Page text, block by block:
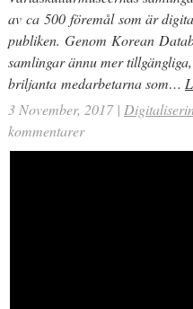
av ca 500 föremål som är
publiken. Genom Korean
samlingar ännu mer
briljanta medarbetarna som…
3 November, 2017 |
kommentarer